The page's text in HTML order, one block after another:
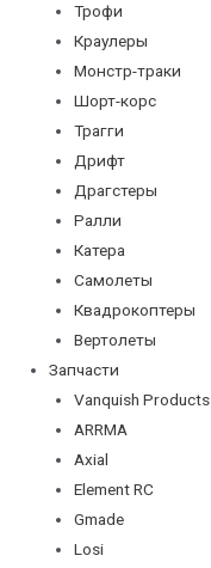
Трофи
Краулеры
Монстр-траки
Шорт-корс
Трагги
Дрифт
Драгстеры
Ралли
Катера
Самолеты
Квадрокоптеры
Вертолеты
Запчасти
Vanquish Products
ARRMA
Axial
Element RC
Gmade
Losi